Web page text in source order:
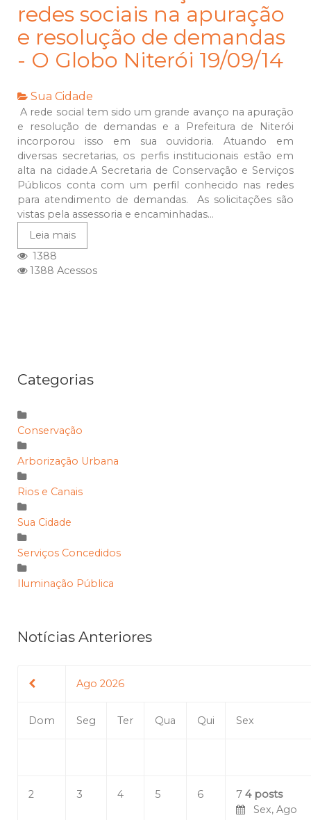
redes sociais na apuração
e resolução de demandas
- O Globo Niterói 19/09/14
Sua Cidade
A rede social tem sido um grande avanço na apuração
e resolução de demandas e a Prefeitura de Niterói
incorporou isso em sua ouvidoria. Atuando em
diversas secretarias, os perfis institucionais estão em
alta na cidade.A Secretaria de Conservação e Serviços
Públicos conta com um perfil conhecido nas redes
para atendimento de demandas. As solicitações são
vistas pela assessoria e encaminhadas...
Leia mais
1388
1388 Acessos
Categorias
Conservação
Arborização Urbana
Rios e Canais
Sua Cidade
Serviços Concedidos
Iluminação Pública
Notícias Anteriores
Ago 2026
Dom Seg Ter Qua Qui Sex
2 3 4 5 6 7 4 posts
Sex, Ago